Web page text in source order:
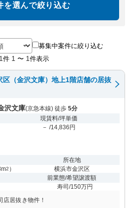
を選んで絞り込む
募集中案件に絞り込む
1 件 1 〜 1 件表示
区（金沢文庫）地上1階店舗の居抜
沢文庫(京急本線) 徒歩 5分
現賃料/坪単価
－ /14,836円
2 ）
所在地
横浜市金沢区
前業態/希望譲渡額
寿司/150万円
居抜き物件！